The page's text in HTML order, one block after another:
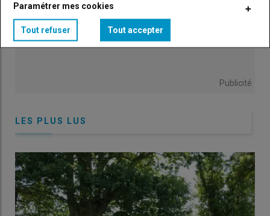
Publicité
LES PLUS LUS
Paramétrer mes cookies
Tout refuser Tout accepter